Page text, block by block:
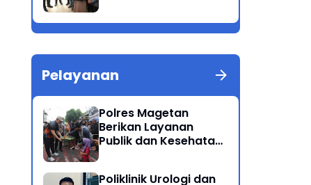
Pelayanan
Polres Magetan
Berikan Layanan
Publik dan Kesehatan
Poliklinik Urologi dan